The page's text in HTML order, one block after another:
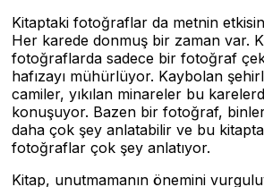
Kitaptaki fotoğraflar da metnin
Her karede donmuş bir zaman var.
fotoğraflarda sadece bir fotoğraf
hafızayı mühürlüyor. Kaybolan
camiler, yıkılan minareler bu
konuşuyor. Bazen bir fotoğraf,
daha çok şey anlatabilir ve bu
fotoğraflar çok şey anlatıyor.
Kitap, unutmamanın önemini